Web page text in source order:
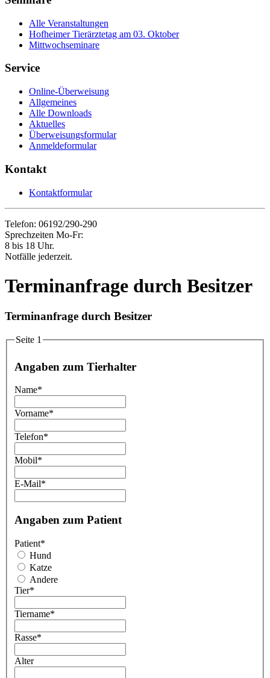
Alle Veranstaltungen
Hofheimer Tierärztetag am 03. Oktober
Mittwochseminare
Service
Online-Überweisung
Allgemeines
Alle Downloads
Aktuelles
Überweisungsformular
Anmeldeformular
Kontakt
Kontaktformular
Telefon: 06192/290-290
Sprechzeiten Mo-Fr:
8 bis 18 Uhr.
Notfälle jederzeit.
Terminanfrage durch Besitzer
Terminanfrage durch Besitzer
Seite 1
Angaben zum Tierhalter
Name*
Vorname*
Telefon*
Mobil*
E-Mail*
Angaben zum Patient
Patient*
Hund
Katze
Andere
Tier*
Tiername*
Rasse*
Alter